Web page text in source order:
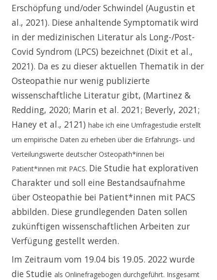
Erschöpfung und/oder Schwindel (Augustin et
al., 2021). Diese anhaltende Symptomatik wird
in der medizinischen Literatur als Long-/Post-
Covid Syndrom (LPCS) bezeichnet (Dixit et al.,
2021). Da es zu dieser aktuellen Thematik in der
Osteopathie nur wenig publizierte
wissenschaftliche Literatur gibt, (Martinez &
Redding, 2020; Marin et al. 2021; Beverly, 2021;
Haney et al., 2121) habe ich eine Umfragestudie erstellt
um empirische Daten zu erheben über die Erfahrungs- und
Verteilungswerte deutscher Osteopath*innen bei
Patient*innen mit PACS. Die Studie hat explorativen
Charakter und soll eine Bestandsaufnahme
über Osteopathie bei Patient*innen mit PACS
abbilden. Diese grundlegenden Daten sollen
zukünftigen wissenschaftlichen Arbeiten zur
Verfügung gestellt werden.
Im Zeitraum vom 19.04 bis 19.05. 2022 wurde
die Studie als Onlinefragebogen durchgeführt. Insgesamt